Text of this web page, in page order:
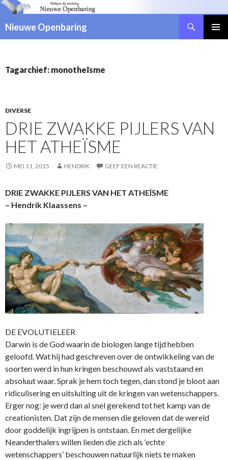
Nieuwe Openbaring
SPRINGEN
Tagarchief: monotheïsme
DIVERSE
DRIE ZWAKKE PIJLERS VAN
HET ATHEÏSME
MEI 11, 2015 HENDRIK GEEF EEN REACTIE
DRIE ZWAKKE PIJLERS VAN HET ATHEÏSME
– Hendrik Klaassens –
DE EVOLUTIELEER
Darwin is de God waarin de biologen lange tijd hebben
geloofd. Wat hij had geschreven over de ontwikkeling van de
soorten werd in hun kringen beschouwd als vaststaand en
absoluut waar. Sprak je hem toch tegen, dan stond je bloot aan
ridiculisering en uitsluiting uit de kringen van wetenschappers.
Erger nog: je werd dan al snel gerekend tot het kamp van de
creationisten. Dat zijn de mensen die geloven dat de wereld
door goddelijk ingrijpen is ontstaan. En met dergelijke
Neanderthalers willen lieden die zich als ‘echte
wetenschappers’ beschouwen natuurlijk niets te maken